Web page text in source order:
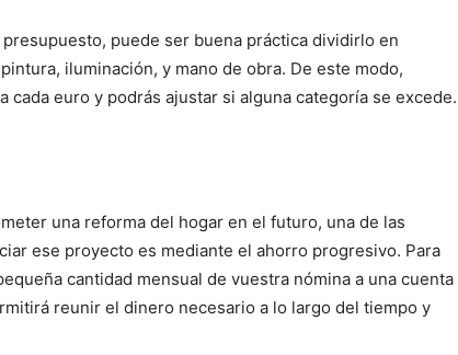
puede ser buena práctica dividirlo en
iluminación, y mano de obra. De este modo,
cada euro y podrás ajustar si alguna categoría se excede.
una reforma del hogar en el futuro, una de las
ese proyecto es mediante el ahorro progresivo. Para
cantidad mensual de vuestra nómina a una cuenta
reunir el dinero necesario a lo largo del tiempo y